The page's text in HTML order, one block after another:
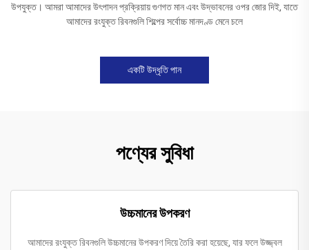
উপযুক্ত। আমরা আমাদের উৎপাদন প্রক্রিয়ায় গুণগত মান এবং উদ্ভাবনের ওপর জোর দিই, যাতে
আমাদের রংযুক্ত রিবনগুলি শিল্পের সর্বোচ্চ মানদণ্ড মেনে চলে
একটি উদ্ধৃতি পান
পণ্যের সুবিধা
উচ্চমানের উপকরণ
আমাদের রংযুক্ত রিবনগুলি উচ্চমানের উপকরণ দিয়ে তৈরি করা হয়েছে, যার ফলে উজ্জ্বল